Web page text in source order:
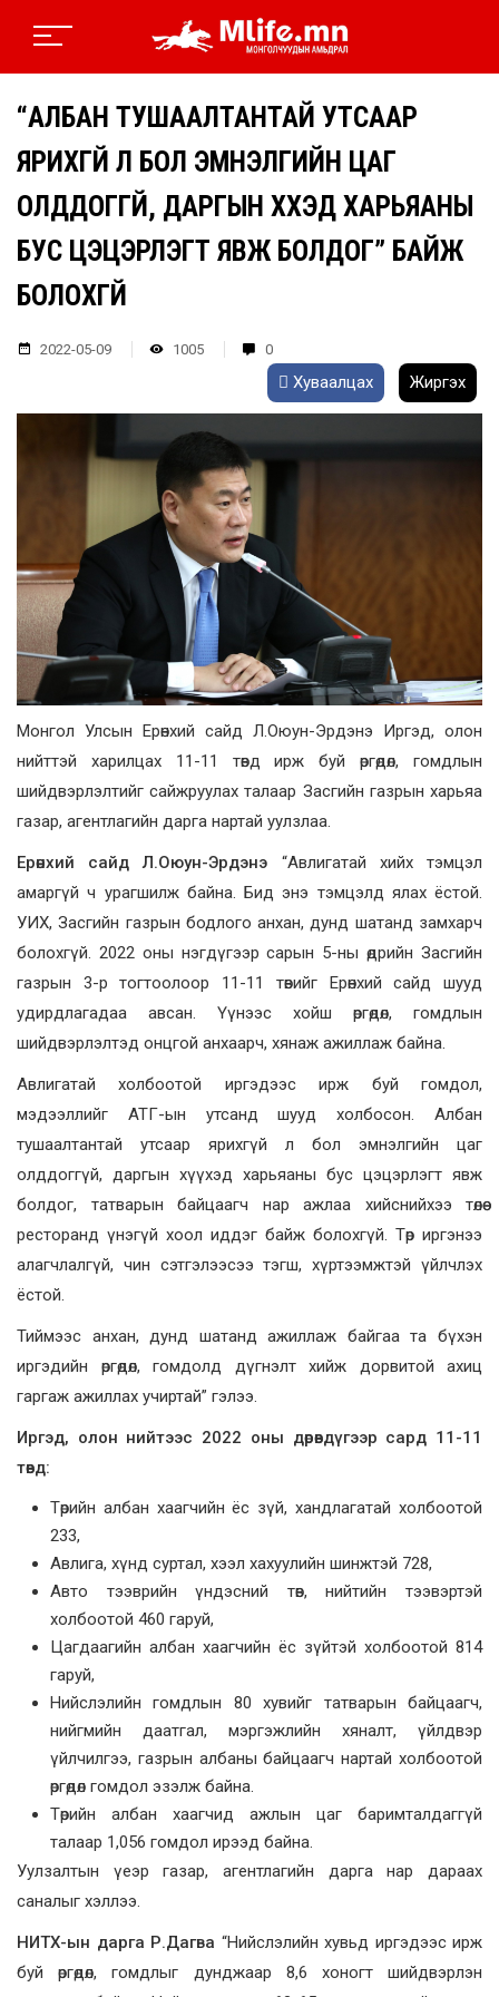
“АЛБАН ТУШААЛТАНТАЙ УТСААР
ЯРИХГҮЙ Л БОЛ ЭМНЭЛГИЙН ЦАГ
ОЛДДОГГҮЙ, ДАРГЫН ХҮҮХЭД ХАРЬЯАНЫ
БУС ЦЭЦЭРЛЭГТ ЯВЖ БОЛДОГ” БАЙЖ
БОЛОХГҮЙ
2022-05-09 1005 0
Хуваалцах Жиргэх
Монгол Улсын Ерөнхий сайд Л.Оюун-Эрдэнэ Иргэд, олон
нийттэй харилцах 11-11 төвд ирж буй өргөдөл, гомдлын
шийдвэрлэлтийг сайжруулах талаар Засгийн газрын харьяа
газар, агентлагийн дарга нартай уулзлаа.
Ерөнхий сайд Л.Оюун-Эрдэнэ “Авлигатай хийх тэмцэл
амаргүй ч урагшилж байна. Бид энэ тэмцэлд ялах ёстой.
УИХ, Засгийн газрын бодлого анхан, дунд шатанд замхарч
болохгүй. 2022 оны нэгдүгээр сарын 5-ны өдрийн Засгийн
газрын 3-р тогтоолоор 11-11 төвийг Ерөнхий сайд шууд
удирдлагадаа авсан. Үүнээс хойш өргөдөл, гомдлын
шийдвэрлэлтэд онцгой анхаарч, хянаж ажиллаж байна.
Авлигатай холбоотой иргэдээс ирж буй гомдол,
мэдээллийг АТГ-ын утсанд шууд холбосон. Албан
тушаалтантай утсаар ярихгүй л бол эмнэлгийн цаг
олддоггүй, даргын хүүхэд харьяаны бус цэцэрлэгт явж
болдог, татварын байцаагч нар ажлаа хийснийхээ төлөө
ресторанд үнэгүй хоол иддэг байж болохгүй. Төр иргэнээ
алагчлалгүй, чин сэтгэлээсээ тэгш, хүртээмжтэй үйлчлэх
ёстой.
Тиймээс анхан, дунд шатанд ажиллаж байгаа та бүхэн
иргэдийн өргөдөл, гомдолд дүгнэлт хийж дорвитой ахиц
гаргаж ажиллах учиртай” гэлээ.
Иргэд, олон нийтээс 2022 оны дөрөвдүгээр сард 11-11
төвд:
Төрийн албан хаагчийн ёс зүй, хандлагатай холбоотой
233,
Авлига, хүнд суртал, хээл хахуулийн шинжтэй 728,
Авто тээврийн үндэсний төв, нийтийн тээвэртэй
холбоотой 460 гаруй,
Цагдаагийн албан хаагчийн ёс зүйтэй холбоотой 814
гаруй,
Нийслэлийн гомдлын 80 хувийг татварын байцаагч,
нийгмийн даатгал, мэргэжлийн хяналт, үйлдвэр
үйлчилгээ, газрын албаны байцаагч нартай холбоотой
өргөдөл гомдол эзэлж байна.
Төрийн албан хаагчид ажлын цаг баримталдаггүй
талаар 1,056 гомдол ирээд байна.
Уулзалтын үеэр газар, агентлагийн дарга нар дараах
саналыг хэллээ.
НИТХ-ын дарга Р.Дагва “Нийслэлийн хувьд иргэдээс ирж
буй өргөдөл, гомдлыг дунджаар 8,6 хоногт шийдвэрлэн